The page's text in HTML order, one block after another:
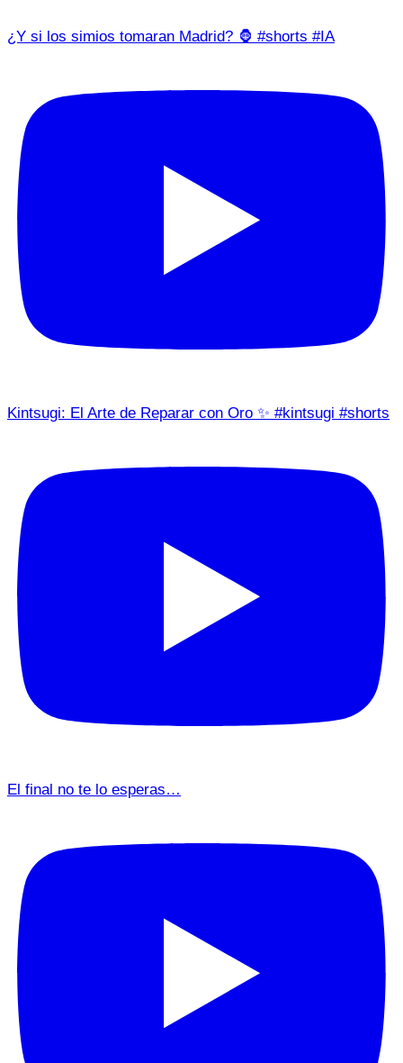
¿Y si los simios tomaran Madrid? 🦍 #shorts #IA
Kintsugi: El Arte de Reparar con Oro ✨ #kintsugi #shorts
El final no te lo esperas…